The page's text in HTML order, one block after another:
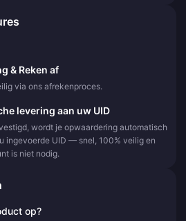
& Reken af
via ons afrekenproces.
levering aan uw UID
wordt je opwaardering automatisch
ingevoerde UID — snel, 100% veilig en
is niet nodig.
op?